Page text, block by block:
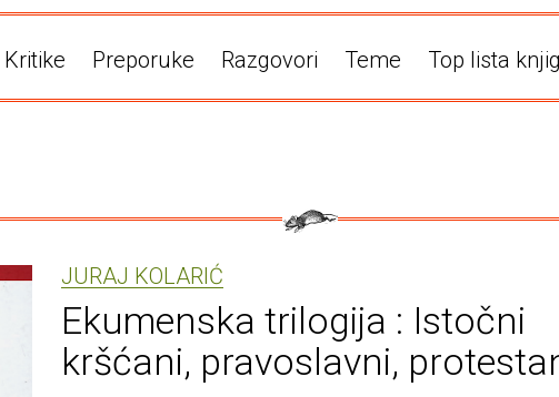
Kritike Preporuke Razgovori Teme Top lista
JURAJ KOLARIĆ
Ekumenska trilogija : Istočni
kršćani, pravoslavni,